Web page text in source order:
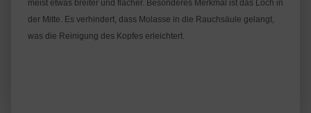
meist etwas breiter und flacher. Besonderes Merkmal ist das Loch in
der Mitte. Es verhindert, dass Molasse in die Rauchsäule gelangt,
was die Reinigung des Kopfes erleichtert.